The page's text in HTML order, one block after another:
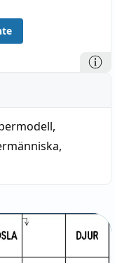
,
,